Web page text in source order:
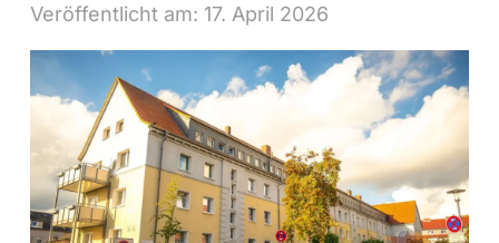
Veröffentlicht am: 17. April 2026